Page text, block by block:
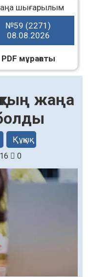
шығарылым
№59 (2271)
08.08.2026
PDF мұрағаты
жаңа
Құқық
0